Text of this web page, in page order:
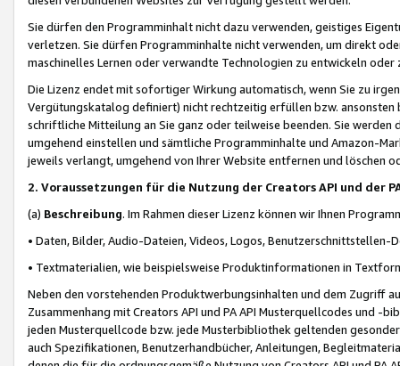
Sie dürfen den Programminhalt nicht dazu verwenden, geistiges
verletzen. Sie dürfen Programminhalte nicht verwenden, um direkt
maschinelles Lernen oder verwandte Technologien zu entwickeln
Die Lizenz endet mit sofortiger Wirkung automatisch, wenn Sie zu
Vergütungskatalog definiert) nicht rechtzeitig erfüllen bzw. ansonsten
schriftliche Mitteilung an Sie ganz oder teilweise beenden. Sie werden
umgehend einstellen und sämtliche Programminhalte und Amazon-
jeweils verlangt, umgehend von Ihrer Website entfernen und löschen
2. Voraussetzungen für die Nutzung der Creators API und der
(a) Beschreibung. Im Rahmen dieser Lizenz können wir Ihnen
• Daten, Bilder, Audio-Dateien, Videos, Logos, Benutzerschnittstellen-
• Textmaterialien, wie beispielsweise Produktinformationen in
Neben den vorstehenden Produktwerbungsinhalten und dem Zugriff
Zusammenhang mit Creators API und PA API Musterquellcodes und
jeden Musterquellcode bzw. jede Musterbibliothek geltenden
auch Spezifikationen, Benutzerhandbücher, Anleitungen,